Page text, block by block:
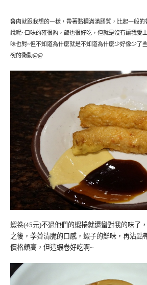
魯肉就跟我想的一樣，帶著黏稠滿滿膠質，比起一般
說呢~口味的確很夠，飯也很好吃，但就是沒有讓我愛
味也對~但不知道為什麼就是不知道為什麼少好像少了
碗的衝動@@
蝦卷(45元)不過他們的蝦捲就還蠻對我的味了
之後，荸薺清脆的口感，蝦子的鮮味，再沾點
價格頗高，但這蝦卷好吃啊~